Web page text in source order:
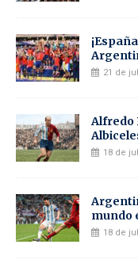
21 de
Alfredo
18 de
mundo
18 de